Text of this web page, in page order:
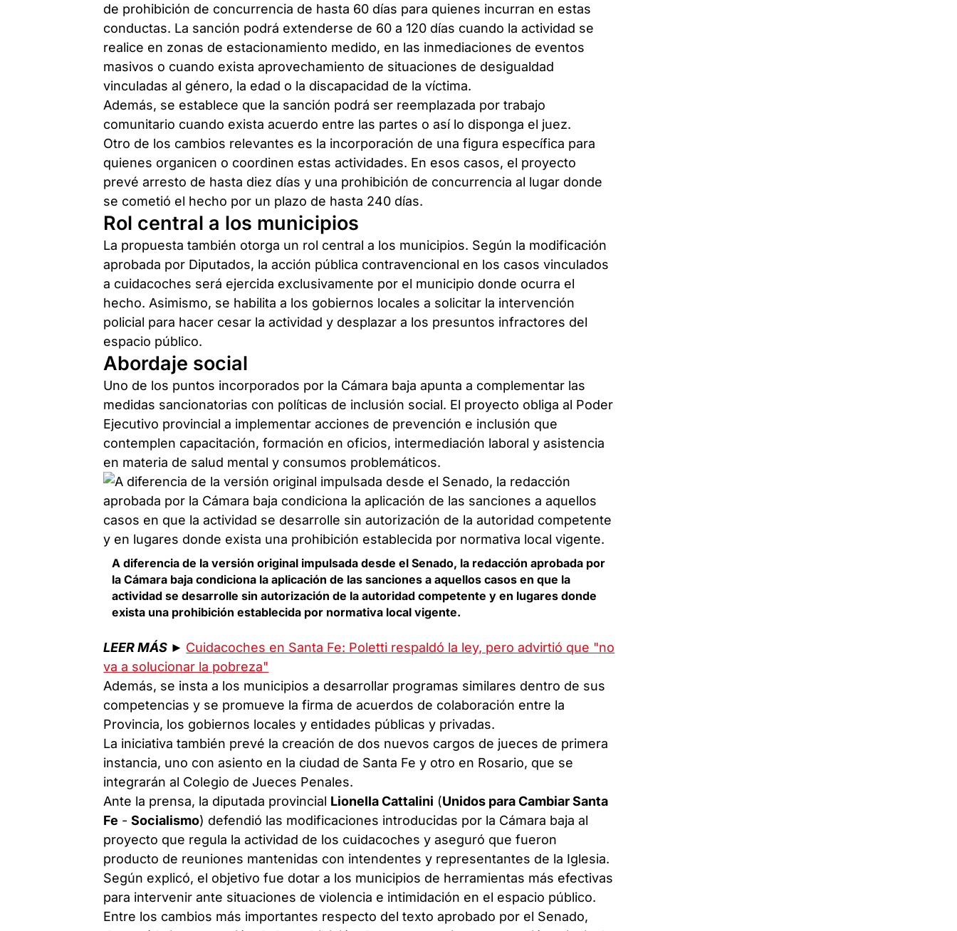
de prohibición de concurrencia de hasta 60 días para quienes incurran en estas
conductas. La sanción podrá extenderse de 60 a 120 días cuando la actividad se
realice en zonas de estacionamiento medido, en las inmediaciones de eventos
masivos o cuando exista aprovechamiento de situaciones de desigualdad
vinculadas al género, la edad o la discapacidad de la víctima.
Además, se establece que la sanción podrá ser reemplazada por trabajo
comunitario cuando exista acuerdo entre las partes o así lo disponga el juez.
Otro de los cambios relevantes es la incorporación de una figura específica para
quienes organicen o coordinen estas actividades. En esos casos, el proyecto
prevé arresto de hasta diez días y una prohibición de concurrencia al lugar donde
se cometió el hecho por un plazo de hasta 240 días.
Rol central a los municipios
La propuesta también otorga un rol central a los municipios. Según la modificación
aprobada por Diputados, la acción pública contravencional en los casos vinculados
a cuidacoches será ejercida exclusivamente por el municipio donde ocurra el
hecho. Asimismo, se habilita a los gobiernos locales a solicitar la intervención
policial para hacer cesar la actividad y desplazar a los presuntos infractores del
espacio público.
Abordaje social
Uno de los puntos incorporados por la Cámara baja apunta a complementar las
medidas sancionatorias con políticas de inclusión social. El proyecto obliga al Poder
Ejecutivo provincial a implementar acciones de prevención e inclusión que
contemplen capacitación, formación en oficios, intermediación laboral y asistencia
en materia de salud mental y consumos problemáticos.
A diferencia de la versión original impulsada desde el Senado, la redacción aprobada por
la Cámara baja condiciona la aplicación de las sanciones a aquellos casos en que la
actividad se desarrolle sin autorización de la autoridad competente y en lugares donde
exista una prohibición establecida por normativa local vigente.
LEER MÁS ► Cuidacoches en Santa Fe: Poletti respaldó la ley, pero advirtió que "no
va a solucionar la pobreza"
Además, se insta a los municipios a desarrollar programas similares dentro de sus
competencias y se promueve la firma de acuerdos de colaboración entre la
Provincia, los gobiernos locales y entidades públicas y privadas.
La iniciativa también prevé la creación de dos nuevos cargos de jueces de primera
instancia, uno con asiento en la ciudad de Santa Fe y otro en Rosario, que se
integrarán al Colegio de Jueces Penales.
Ante la prensa, la diputada provincial Lionella Cattalini (Unidos para Cambiar Santa
Fe -Socialismo) defendió las modificaciones introducidas por la Cámara baja al
proyecto que regula la actividad de los cuidacoches y aseguró que fueron
producto de reuniones mantenidas con intendentes y representantes de la Iglesia.
Según explicó, el objetivo fue dotar a los municipios de herramientas más efectivas
para intervenir ante situaciones de violencia e intimidación en el espacio público.
Entre los cambios más importantes respecto del texto aprobado por el Senado,